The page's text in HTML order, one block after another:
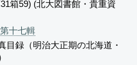
箱59) (北大図書館・貴重資
十七輯
目録（明治大正期の北海道・